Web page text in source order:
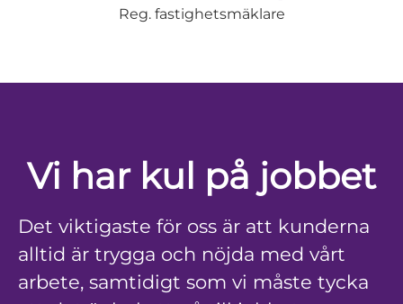
Reg. fastighetsmäklare
Vi har kul på jobbet
Det viktigaste för oss är att kunderna
alltid är trygga och nöjda med vårt
arbete, samtidigt som vi måste tycka